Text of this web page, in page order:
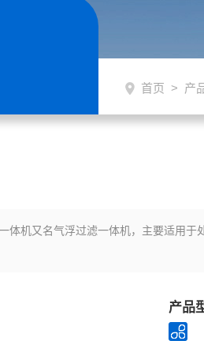
首页 > 产
体机又名气浮过滤一体机，主要适用
产品